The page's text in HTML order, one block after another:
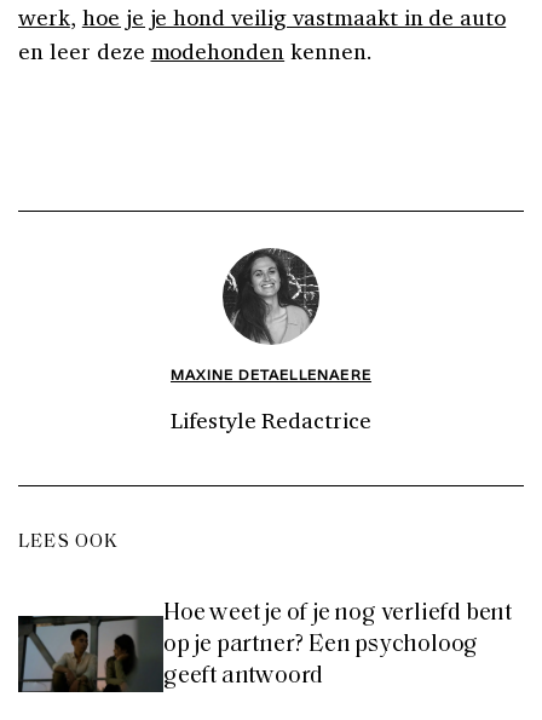
werk, hoe je je hond veilig vastmaakt in de auto
en leer deze modehonden kennen.
MAXINE DETAELLENAERE
Lifestyle Redactrice
LEES OOK
Hoe weet je of je nog verliefd bent
op je partner? Een psycholoog
geeft antwoord